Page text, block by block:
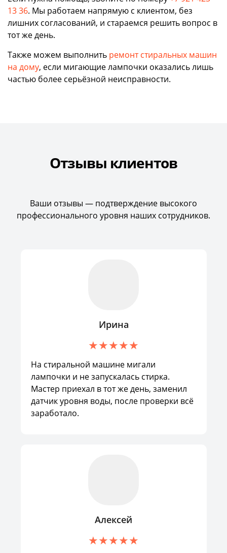
13 36. Мы работаем напрямую с клиентом, без
лишних согласований, и стараемся решить вопрос в
тот же день.
Также можем выполнить ремонт стиральных машин
на дому, если мигающие лампочки оказались лишь
частью более серьёзной неисправности.
Отзывы клиентов
Ваши отзывы — подтверждение высокого
профессионального уровня наших сотрудников.
Ирина
На стиральной машине мигали
лампочки и не запускалась стирка.
Мастер приехал в тот же день, заменил
датчик уровня воды, после проверки всё
заработало.
Алексей